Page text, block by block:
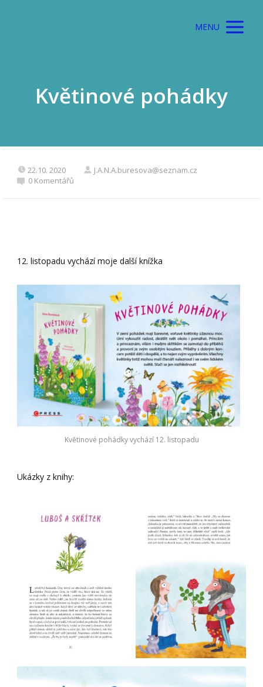
MENU
Květinové pohádky
22.10. 2020
J.A.N.A.buresova@seznam.cz
0 Komentářů
12. listopadu vychází moje další knížka
Květinové pohádky vychází 12. listopadu
Ukázky z knihy: